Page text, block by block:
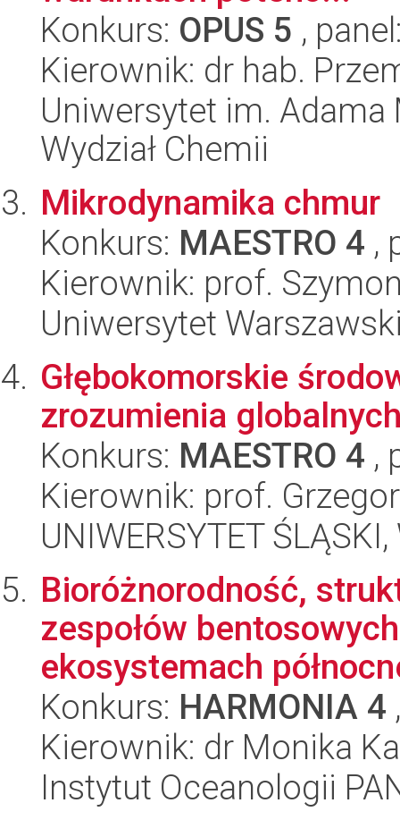
Konkurs: OPUS 5 ,
Kierownik: dr hab.
Uniwersytet im.
Wydział Chemii
Mikrodynamika chmur
Konkurs: MAESTRO 4 ,
Kierownik: prof.
Uniwersytet
Głębokomorskie
zrozumienia
Konkurs: MAESTRO 4 ,
Kierownik: prof.
UNIWERSYTET
Bioróżnorodność,
zespołów
ekosystemach
Konkurs: HARMONIA 4
Kierownik: dr Monika
Instytut Oceanologii